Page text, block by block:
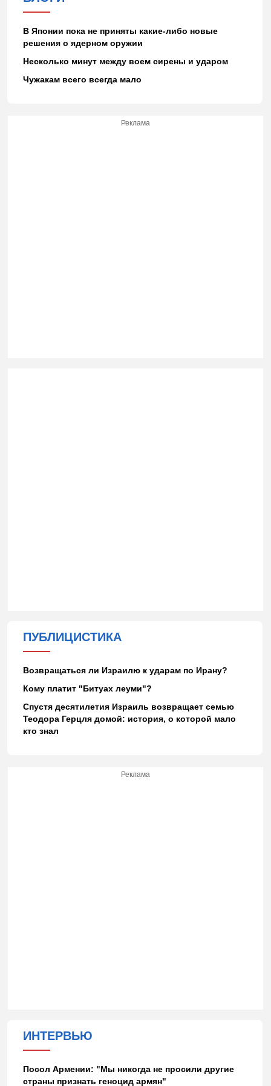
В Японии пока не приняты какие-либо новые
решения о ядерном оружии
Несколько минут между воем сирены и ударом
Чужакам всего всегда мало
Реклама
ПУБЛИЦИСТИКА
Возвращаться ли Израилю к ударам по Ирану?
Кому платит "Битуах леуми"?
Спустя десятилетия Израиль возвращает семью
Теодора Герцля домой: история, о которой мало
кто знал
Реклама
ИНТЕРВЬЮ
Посол Армении: "Мы никогда не просили другие
страны признать геноцид армян"